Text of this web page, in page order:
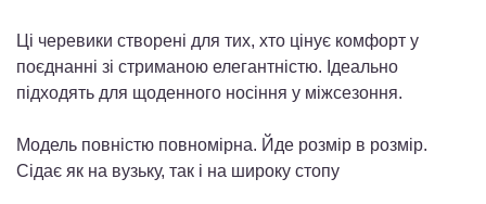
Ці черевики створені для тих, хто цінує комфорт у
поєднанні зі стриманою елегантністю. Ідеально
підходять для щоденного носіння у міжсезоння.
Модель повністю повномірна. Йде розмір в розмір.
Сідає як на вузьку, так і на широку стопу